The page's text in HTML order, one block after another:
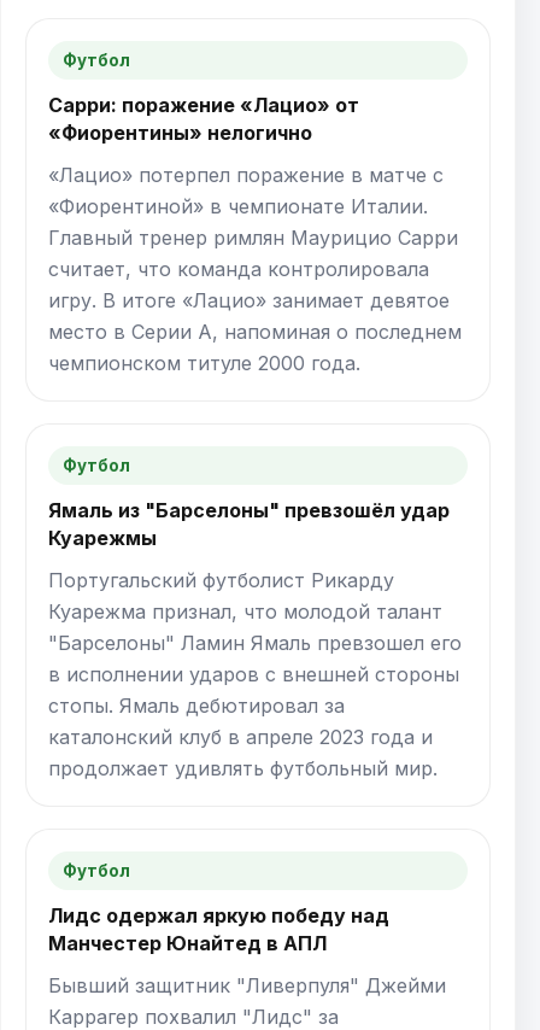
Футбол
Сарри: поражение «Лацио» от
«Фиорентины» нелогично
«Лацио» потерпел поражение в матче с
«Фиорентиной» в чемпионате Италии.
Главный тренер римлян Маурицио Сарри
считает, что команда контролировала
игру. В итоге «Лацио» занимает девятое
место в Серии А, напоминая о последнем
чемпионском титуле 2000 года.
Футбол
Ямаль из "Барселоны" превзошёл удар
Куарежмы
Португальский футболист Рикарду
Куарежма признал, что молодой талант
"Барселоны" Ламин Ямаль превзошел его
в исполнении ударов с внешней стороны
стопы. Ямаль дебютировал за
каталонский клуб в апреле 2023 года и
продолжает удивлять футбольный мир.
Футбол
Лидс одержал яркую победу над
Манчестер Юнайтед в АПЛ
Бывший защитник "Ливерпуля" Джейми
Каррагер похвалил "Лидс" за